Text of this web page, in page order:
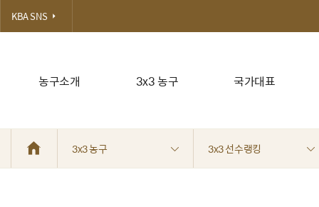
농구소개 3x3 농구 국가대표
KBA SNS
3x3 농구 3x3 선수랭킹